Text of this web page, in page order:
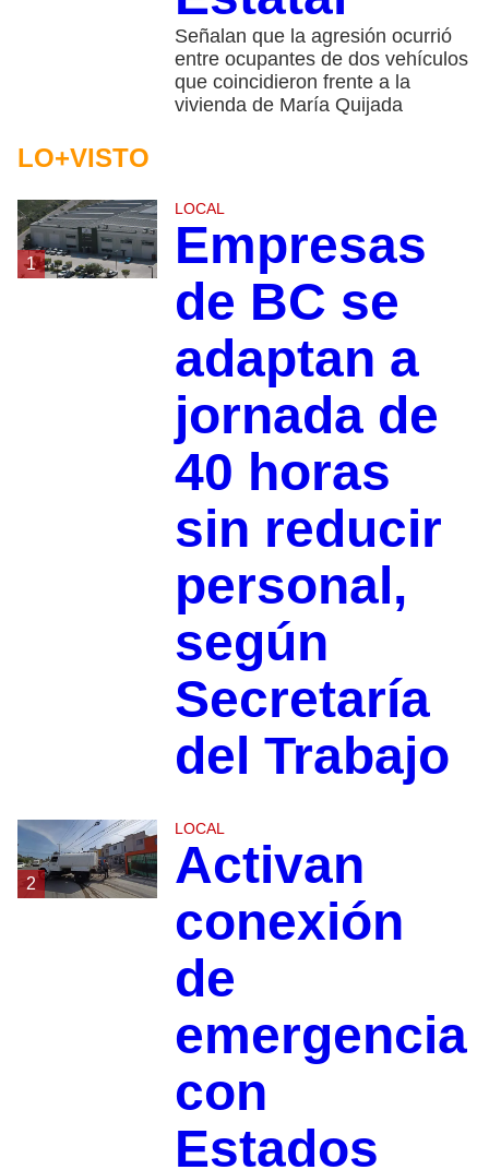
Señalan que la agresión ocurrió
entre ocupantes de dos vehículos
que coincidieron frente a la
vivienda de María Quijada
LO+VISTO
1
LOCAL
Empresas
de BC se
adaptan a
jornada de
40 horas
sin reducir
personal,
según
Secretaría
del Trabajo
2
LOCAL
Activan
conexión
de
emergencia
con
Estados